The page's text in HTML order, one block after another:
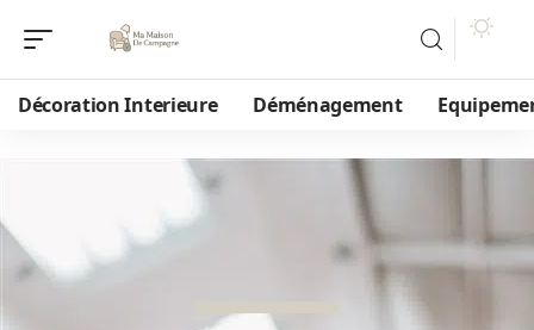
Décoration Interieure Déménagement